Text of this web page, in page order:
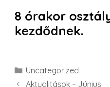
8 órakor
kezdődnek.
Kategória
Uncategorized
Aktualitások – Június